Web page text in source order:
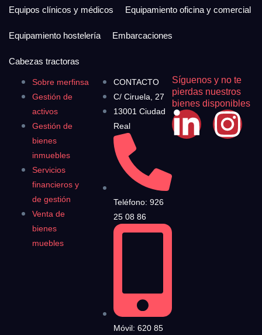
Sobre merfinsa
Gestión de
activos
Gestión de
bienes
inmuebles
Servicios
financieros y
de gestión
Venta de
bienes
muebles
CONTACTO
C/ Ciruela, 27
13001 Ciudad
Real
Teléfono: 926
25 08 86
Móvil: 620 85
Síguenos y no te
pierdas nuestros
bienes disponibles
Equipos clínicos y médicos Equipamiento oficina y comercial
Equipamiento hostelería Embarcaciones
Cabezas tractoras